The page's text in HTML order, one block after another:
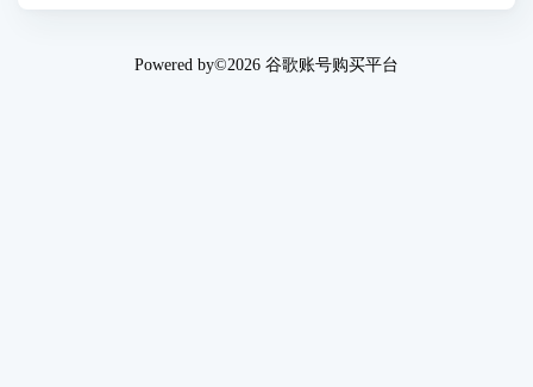
Powered by©2026 谷歌账号购买平台